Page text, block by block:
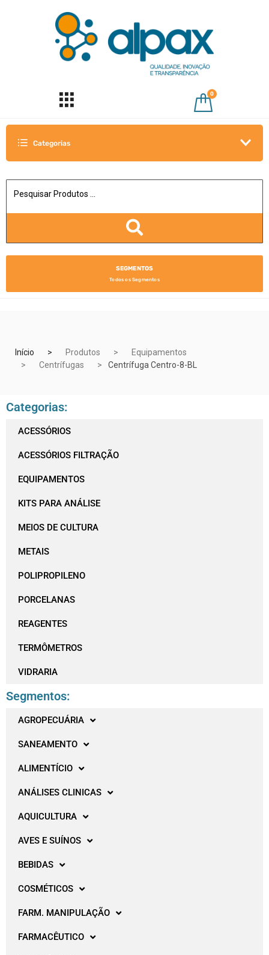
0
Categorias
SEGMENTOS
Todos os Segmentos
Início Produtos
Equipamentos
Centrífugas
Centrífuga Centro-8-BL
Categorias:
ACESSÓRIOS
ACESSÓRIOS FILTRAÇÃO
EQUIPAMENTOS
KITS PARA ANÁLISE
MEIOS DE CULTURA
METAIS
POLIPROPILENO
PORCELANAS
REAGENTES
TERMÔMETROS
VIDRARIA
Segmentos:
AGROPECUÁRIA
SANEAMENTO
ALIMENTÍCIO
ANÁLISES CLINICAS
AQUICULTURA
AVES E SUÍNOS
BEBIDAS
COSMÉTICOS
FARM. MANIPULAÇÃO
FARMACÊUTICO